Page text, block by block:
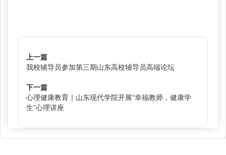
上一篇
我校辅导员参加第三期山东高校辅导员高端论坛
下一篇
心理健康教育｜山东现代学院开展“幸福教师，健康学
生”心理讲座